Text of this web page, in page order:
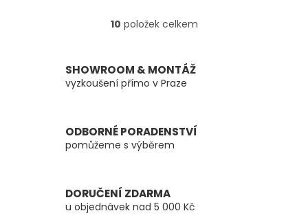
O
á
d
p
r
y
v
ý
10 položek celkem
SHOWROOM & MONTÁŽ
vyzkoušení přímo v Praze
ODBORNÉ PORADENSTVÍ
pomůžeme s výběrem
DORUČENÍ ZDARMA
u objednávek nad 5 000 Kč